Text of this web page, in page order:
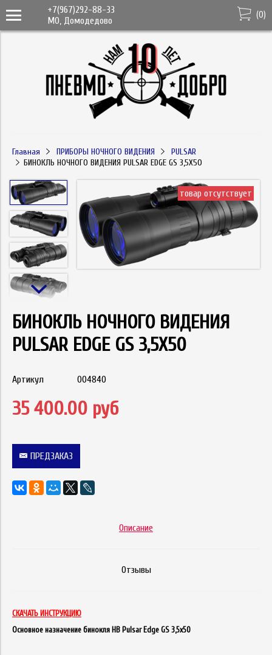
+7(967)292-88-33
МО, Домодедово
(0)
Главная ПРИБОРЫ НОЧНОГО ВИДЕНИЯ
PULSAR
БИНОКЛЬ НОЧНОГО ВИДЕНИЯ PULSAR EDGE GS 3,5X50
товар отсутствует
БИНОКЛЬ НОЧНОГО ВИДЕНИЯ
PULSAR EDGE GS 3,5X50
Артикул 004840
35 400.00 руб
ПРЕДЗАКАЗ
Описание
Отзывы
СКАЧАТЬ ИНСТРУКЦИЮ
Основное назначение бинокля НВ Pulsar Edge GS 3,5x50